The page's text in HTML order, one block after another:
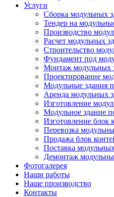
Услуги
Сборка модульных
Тендер на
Производство
Расчет модульных
Строительство
Фундамент под
Монтаж модульных
Проектирование
Модульные здания
Аренда модульных
Изготовление
Модульное здание
Изготовление блок
Перевозка
Продажа блок
Поставка
Демонтаж
Фотогалерея
Наши работы
Наше производство
Контакты